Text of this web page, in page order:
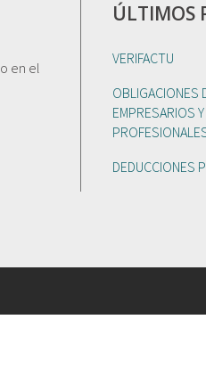
en el
ÚLTIMOS
VERIFACTU
OBLIGACIONES
EMPRESARIOS Y
DEDUCCIONES